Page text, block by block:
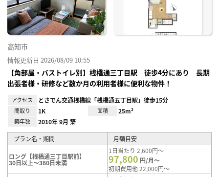
高知市
情報更新日 2026/08/09 10:55
【角部屋・バストイレ別】桟橋通三丁目駅 徒歩4分にあり 長期
出張者様・研修など数か月の利用者様に便利な物件！
アクセス とさでん交通桟橋線「桟橋通五丁目駅」徒歩15分
間取り 1K 面積 25m²
築年数 2010年 9月 築
プラン名・期間 月額目安
ロング【桟橋通三丁目駅前】
30日以上～360日未満
1日当たり 2,600円～
97,800 円/月～
初期費用他 22,000円～